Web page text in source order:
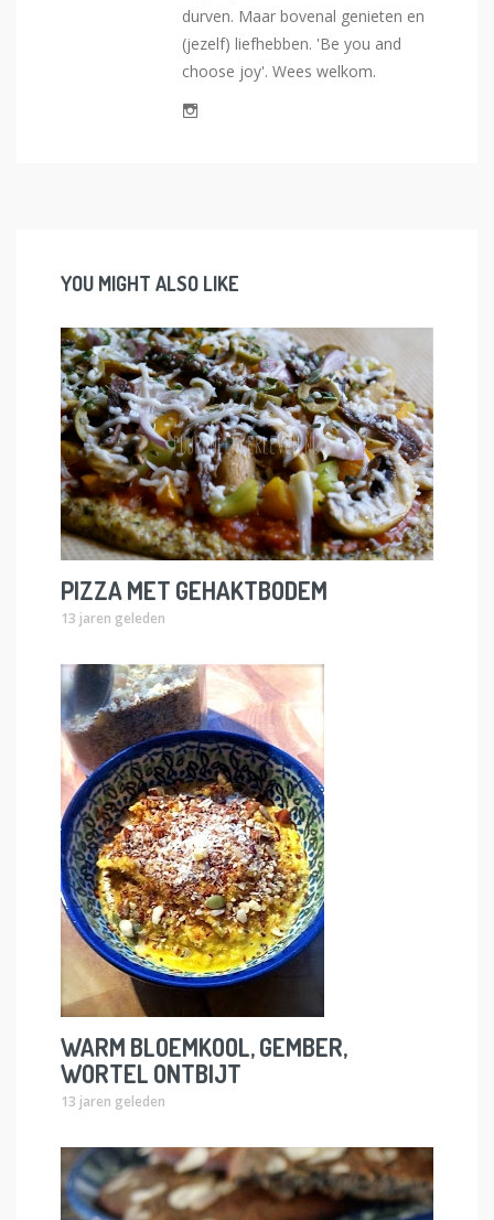
durven. Maar bovenal genieten en
(jezelf) liefhebben. 'Be you and
choose joy'. Wees welkom.
YOU MIGHT ALSO LIKE
PIZZA MET GEHAKTBODEM
13 jaren geleden
WARM BLOEMKOOL, GEMBER,
WORTEL ONTBIJT
13 jaren geleden